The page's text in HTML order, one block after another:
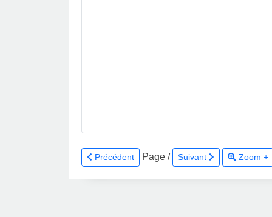
Précédent Page / Suivant Zoom +